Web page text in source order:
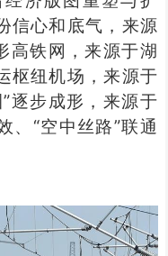
信心和底气，来源
高铁网，来源于湖
枢纽机场，来源于
逐步成形，来源于
、“空中丝路”联通